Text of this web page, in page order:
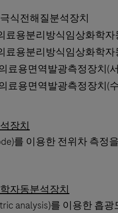
식전해질분석장치
료용분리방식임상화학
료용분리방식임상화학
료용면역발광측정장치(
료용면역발광측정장치(
장치
를 이용한 전위차 측
자동분석장치
analysis)를 이용한 흡광